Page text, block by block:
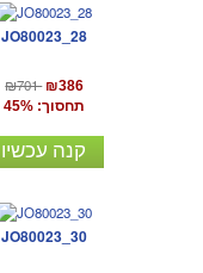
JO80023_28
₪701 ₪386
תחסוך: 45%
קנה עכשיו
JO80023_30